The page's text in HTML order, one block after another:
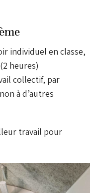
individuel en classe,
heures)
collectif, par
à d’autres
travail pour